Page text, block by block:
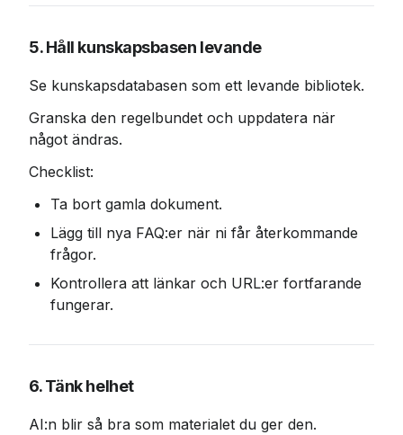
5. Håll kunskapsbasen levande
Se kunskapsdatabasen som ett levande bibliotek.
Granska den regelbundet och uppdatera när
något ändras.
Checklist:
Ta bort gamla dokument.
Lägg till nya FAQ:er när ni får återkommande
frågor.
Kontrollera att länkar och URL:er fortfarande
fungerar.
6. Tänk helhet
AI:n blir så bra som materialet du ger den.